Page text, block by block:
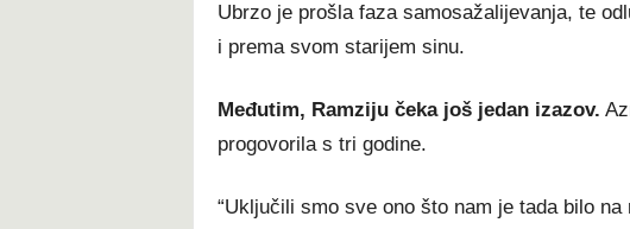
Ubrzo je prošla faza samosažalijevanja, te
i prema svom starijem sinu.
Međutim, Ramziju čeka još jedan izazov.
progovorila s tri godine.
“Uključili smo sve ono što nam je tada bilo